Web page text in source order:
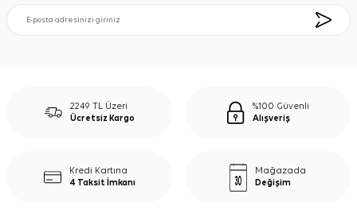
2249 TL Üzeri
Ücretsiz Kargo
%100 Güvenli
Alışveriş
Kredi Kartına
4 Taksit İmkanı
Mağazada
Değişim